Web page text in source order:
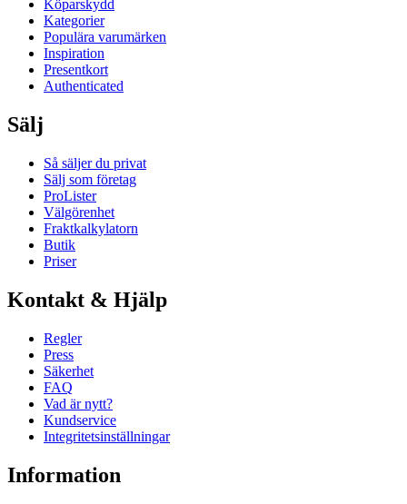
Köparskydd
Kategorier
Populära varumärken
Inspiration
Presentkort
Authenticated
Sälj
Så säljer du privat
Sälj som företag
ProLister
Välgörenhet
Fraktkalkylatorn
Butik
Priser
Kontakt & Hjälp
Regler
Press
Säkerhet
FAQ
Vad är nytt?
Kundservice
Integritetsinställningar
Information